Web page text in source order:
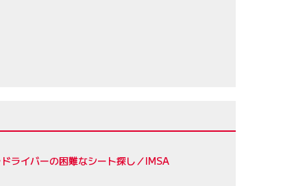
ライバーの困難なシート探し／IMSA